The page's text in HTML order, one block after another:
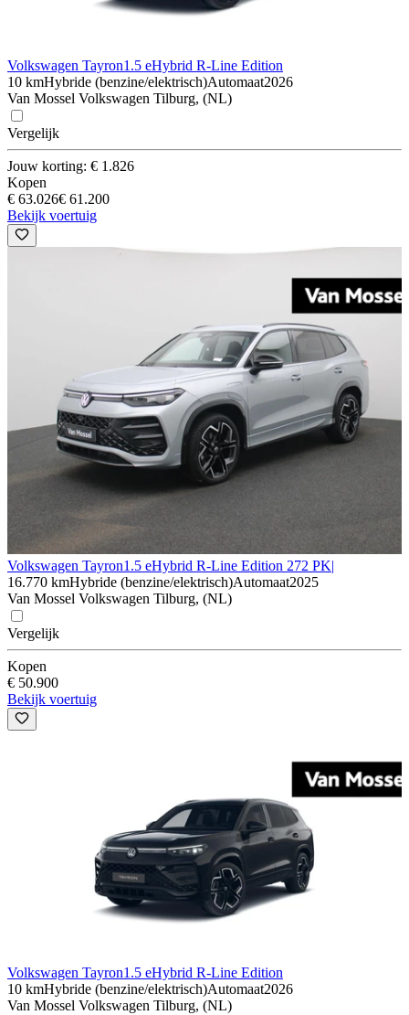
Volkswagen Tayron1.5 eHybrid R-Line Edition
10 kmHybride (benzine/elektrisch)Automaat2026
Van Mossel Volkswagen Tilburg, (NL)
Vergelijk
Jouw korting: € 1.826
Kopen
€ 63.026€ 61.200
Bekijk voertuig
Volkswagen Tayron1.5 eHybrid R-Line Edition 272 PK|
16.770 kmHybride (benzine/elektrisch)Automaat2025
Van Mossel Volkswagen Tilburg, (NL)
Vergelijk
Kopen
€ 50.900
Bekijk voertuig
Volkswagen Tayron1.5 eHybrid R-Line Edition
10 kmHybride (benzine/elektrisch)Automaat2026
Van Mossel Volkswagen Tilburg, (NL)